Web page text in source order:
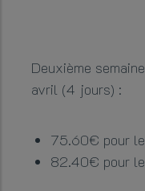
Deuxième
avril (4 jours) :
75.60€ pour
82.40€ pour